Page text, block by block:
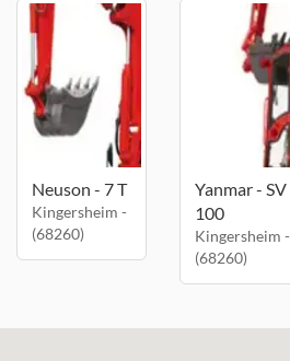
Neuson - 7 T
Kingersheim -
(68260)
Yanmar - SV
100
Kingersheim -
(68260)